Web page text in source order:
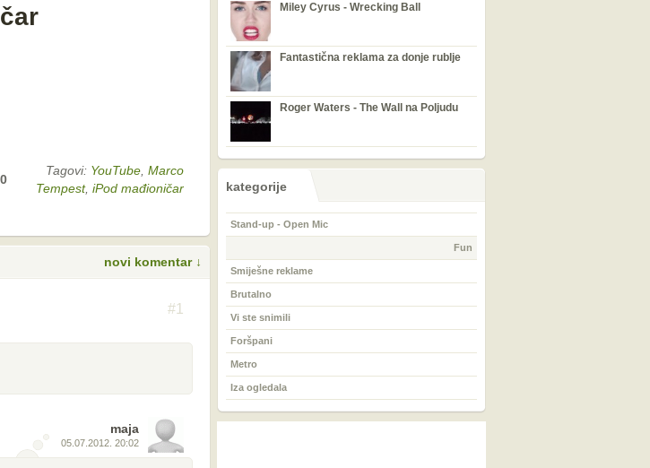
Tagovi: YouTube Marco
Tempest, iPod mađioničar
novi komentar ↓
#1
maja
05.07.2012. 20:02
Miley Cyrus - Wrecking Ball
Fantastična reklama za donje rublje
Roger Waters - The Wall na Poljudu
kategorije
Stand-up - Open Mic
Fun
Smiješne reklame
Brutalno
Vi ste snimili
Foršpani
Metro
Iza ogledala